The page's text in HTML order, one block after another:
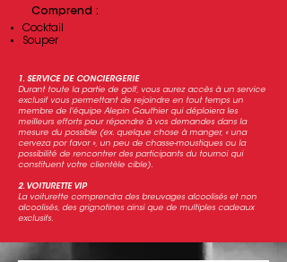
Comprend :​
Cocktail
Souper
1. SERVICE DE CONCIERGERIE
Durant toute la partie de golf, vous aurez accès à un service
exclusif vous permettant de rejoindre en tout temps un
membre de l'équipe Alepin Gauthier qui déploiera les
meilleurs efforts pour répondre à vos demandes dans la
mesure du possible (ex. quelque chose à manger, « una
cerveza por favor », un peu de chasse-moustiques ou la
possibilité de rencontrer des participants du tournoi qui
constituent votre clientèle cible).
2. VOITURETTE VIP
La voiturette comprendra des breuvages alcoolisés et non
alcoolisés, des grignotines ainsi que de multiples cadeaux
exclusifs.